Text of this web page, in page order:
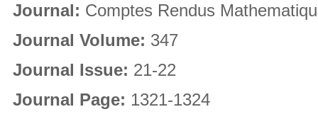
Journal: Comptes Rendus
Journal Volume: 347
Journal Issue: 21-22
Journal Page: 1321-1324